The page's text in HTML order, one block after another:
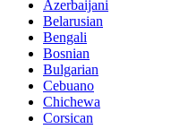
Azerbaijani
Belarusian
Bengali
Bosnian
Bulgarian
Cebuano
Chichewa
Corsican